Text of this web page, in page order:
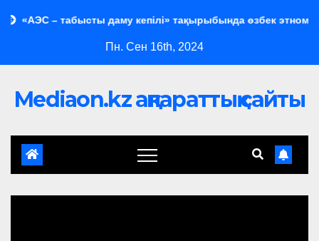
– табысты даму кепілі» тақырыбында өзбек этномәдени
Пн. Сен 16th, 2024
Mediaon.kz ақпараттық сайты